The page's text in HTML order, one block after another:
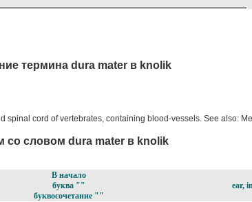
термина dura mater в knolik
spinal cord of vertebrates, containing blood-vessels. See also:
со словом dura mater в knolik
В начало
буква ""
буквосочетание ""
ear,